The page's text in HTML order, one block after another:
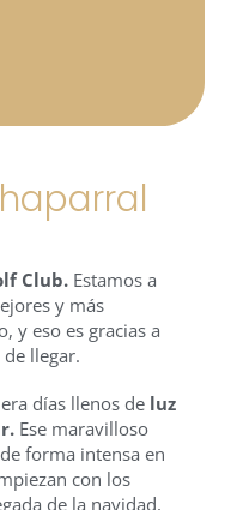
Club. Estamos a
y más
y eso es gracias a
llegar.
días llenos de luz
Ese maravilloso
forma intensa en
con los
de la navidad,